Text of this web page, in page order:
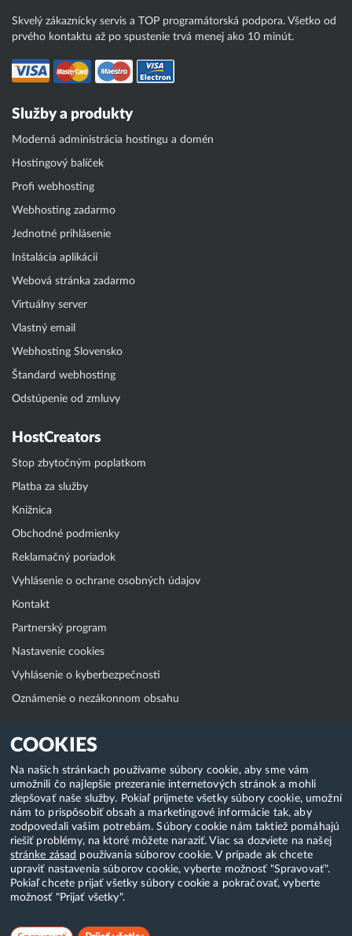
COOKIES
Na našich stránkach používame súbory cookie, aby sme vám
umožnili čo najlepšie prezeranie internetových stránok a mohli
zlepšovať naše služby. Pokiaľ prijmete všetky súbory cookie, umožní
nám to prispôsobiť obsah a marketingové informácie tak, aby
zodpovedali vašim potrebám. Súbory cookie nám taktiež pomáhajú
riešiť problémy, na ktoré môžete naraziť. Viac sa dozviete na našej
stránke zásad používania súborov cookie. V prípade ak chcete
upraviť nastavenia súborov cookie, vyberte možnosť "Spravovať".
Pokiaľ chcete prijať všetky súbory cookie a pokračovať, vyberte
možnosť "Prijať všetky".
Skvelý zákaznícky servis a TOP programátorská podpora. Všetko od
prvého kontaktu až po spustenie trvá menej ako 10 minút.
Služby a produkty
Moderná administrácia hostingu a domén
Hostingový balíček
Profi webhosting
Webhosting zadarmo
Jednotné prihlásenie
Inštalácia aplikácií
Webová stránka zadarmo
Virtuálny server
Vlastný email
Webhosting Slovensko
Štandard webhosting
Odstúpenie od zmluvy
HostCreators
Stop zbytočným poplatkom
Platba za služby
Knižnica
Obchodné podmienky
Reklamačný poriadok
Vyhlásenie o ochrane osobných údajov
Kontakt
Partnerský program
Nastavenie cookies
Vyhlásenie o kyberbezpečnosti
Oznámenie o nezákonnom obsahu
Klientská zóna
WebAdmin
WebMail
Zmena hesla (E-mail, FTP, SSH)
Webhosting
Domény
Copyright & 2018-2026 HostCreators. Všetky práva vyhradené